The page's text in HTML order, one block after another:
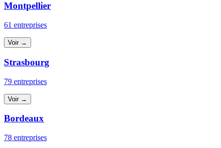
Montpellier
61 entreprises
Voir →
Strasbourg
79 entreprises
Voir →
Bordeaux
78 entreprises